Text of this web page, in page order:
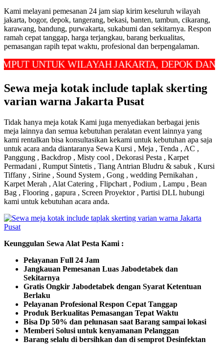
Kami melayani pemesanan 24 jam siap kirim keseluruh wilayah
jakarta, bogor, depok, tangerang, bekasi, banten, tambun, cikarang,
karawang, bandung, purwakarta, sukabumi dan sekitarnya. Respon
ramah cepat tanggap, harga terjangkau, barang berkualitas,
pemasangan rapih tepat waktu, profesional dan berpengalaman.
WILAYAH JAKARTA, DEPOK DAN
Sewa meja kotak include taplak skerting
varian warna Jakarta Pusat
Tidak hanya meja kotak Kami juga menyediakan berbagai jenis
meja lainnya dan semua kebutuhan peralatan event lainnya yang
kami rentalkan bisa konsultasikan kekami untuk kebutuhan apa saja
untuk acara anda diantaranya Sewa Kursi , Meja , Tenda , AC ,
Panggung , Backdrop , Misty cool , Dekorasi Pesta , Karpet
Permadani , Rumput Sintetis , Tiang Antrian Bludru & sabuk , Kursi
Tiffany , Sirine , Sound System , Gong , wedding Pernikahan ,
Karpet Merah , Alat Catering , Flipchart , Podium , Lampu , Bean
Bag , Flooring , gapura , Screen Proyektor , Partisi DLL hubungi
kami untuk kebutuhan acara anda.
Keunggulan Sewa Alat Pesta Kami :
Pelayanan Full 24 Jam
Jangkauan Pemesanan Luas Jabodetabek dan
Sekitarnya
Gratis Ongkir Jabodetabek dengan Syarat Ketentuan
Berlaku
Pelayanan Profesional Respon Cepat Tanggap
Produk Berkualitas Pemasangan Tepat Waktu
Bisa Dp 50% dan pelunasan saat Barang sampai lokasi
Memberi Solusi untuk kenyamanan Pelanggan
Barang selalu di bersihkan dan di semprot Desinfektan